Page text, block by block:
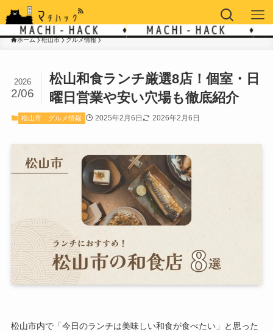
ホーム 松山市 グルメ情報
松山和食ランチ厳選8店！個室・日
曜日営業や安い穴場も徹底紹介
2026
2/06
松山市 グルメ情報 2025年2月6日 2026年2月6日
松山市内で「今日のランチは美味しい和食が食べたい」と思った